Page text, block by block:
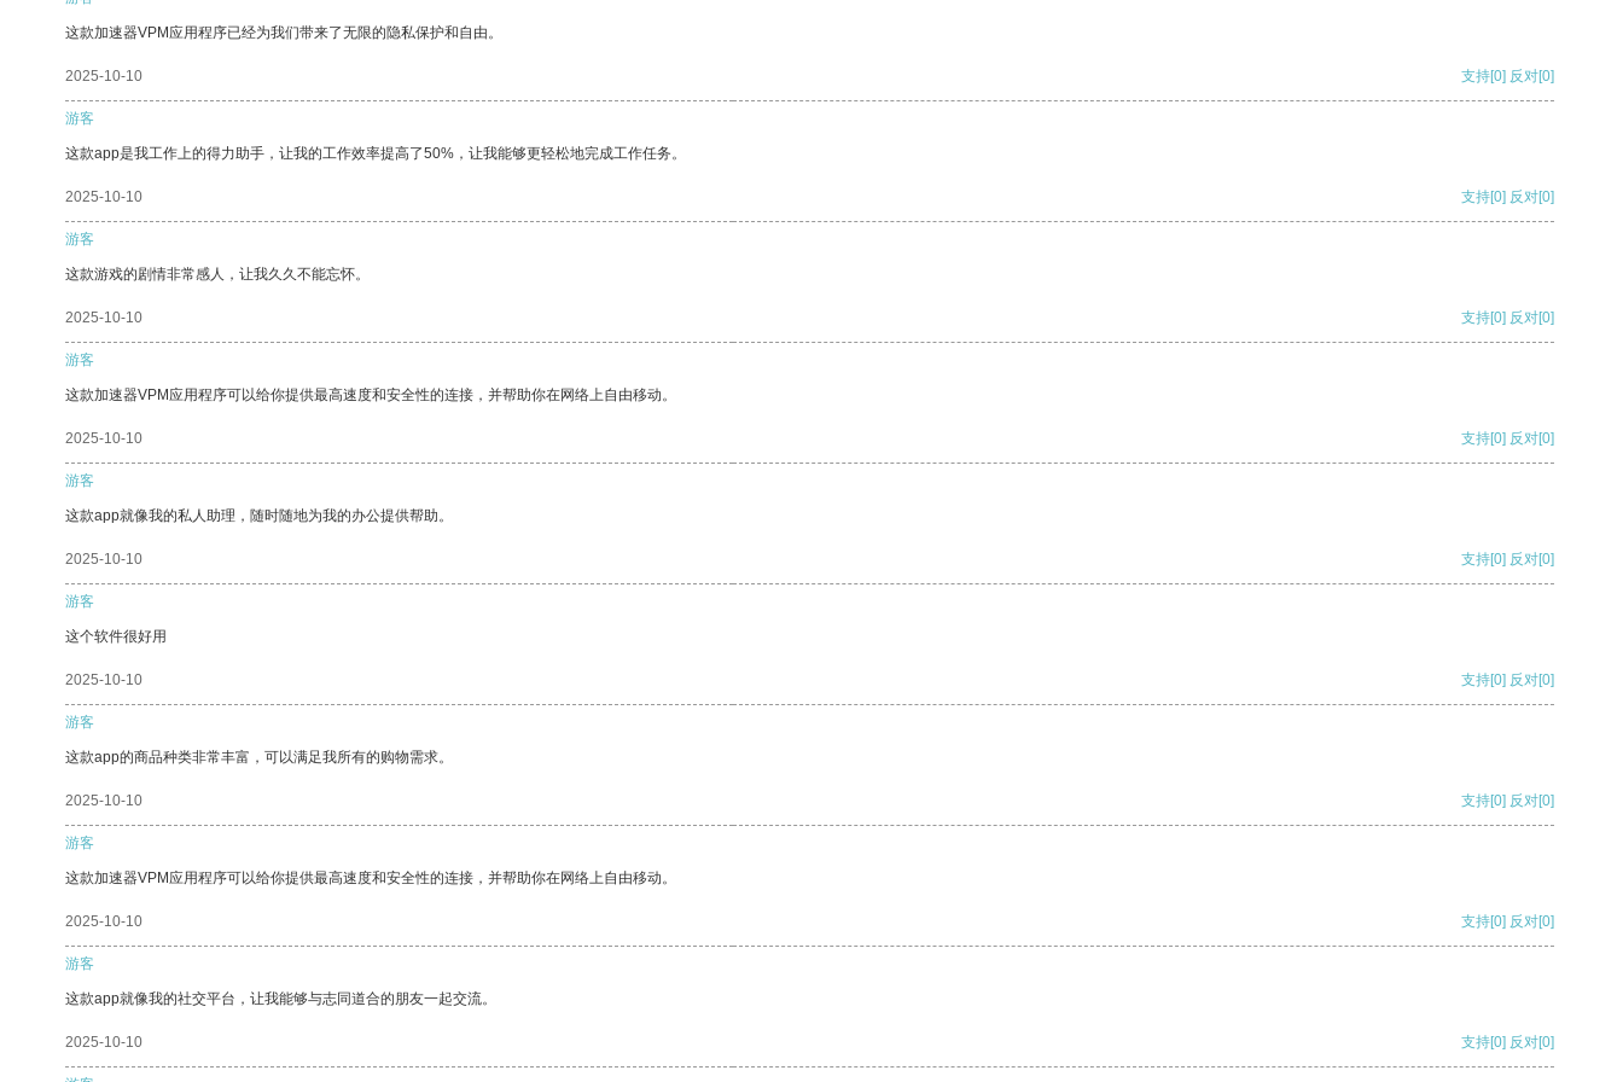
这款加速器VPM应用程序已经为我们带来了无限的隐私保护和自由。
2025-10-10 支持[0] 反对[0]
游客
这款app是我工作上的得力助手，让我的工作效率提高了50%，让我能够更轻松地完成工作任务。
2025-10-10 支持[0] 反对[0]
游客
这款游戏的剧情非常感人，让我久久不能忘怀。
2025-10-10 支持[0] 反对[0]
游客
这款加速器VPM应用程序可以给你提供最高速度和安全性的连接，并帮助你在网络上自由移动。
2025-10-10 支持[0] 反对[0]
游客
这款app就像我的私人助理，随时随地为我的办公提供帮助。
2025-10-10 支持[0] 反对[0]
游客
这个软件很好用
2025-10-10 支持[0] 反对[0]
游客
这款app的商品种类非常丰富，可以满足我所有的购物需求。
2025-10-10 支持[0] 反对[0]
游客
这款加速器VPM应用程序可以给你提供最高速度和安全性的连接，并帮助你在网络上自由移动。
2025-10-10 支持[0] 反对[0]
游客
这款app就像我的社交平台，让我能够与志同道合的朋友一起交流。
2025-10-10 支持[0] 反对[0]